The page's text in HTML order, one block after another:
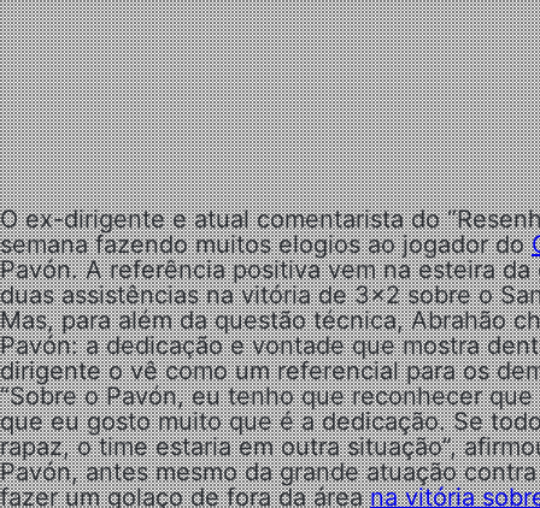
O ex-dirigente e atual comentarista do
semana fazendo muitos elogios ao jogador do
Pavón. A referência positiva vem na esteira
duas assistências na vitória de 3×2 sobre o
Mas, para além da questão técnica, Abrahão
Pavón: a dedicação e vontade que mostra
dirigente o vê como um referencial para os
“Sobre o Pavón, eu tenho que reconhecer
que eu gosto muito que é a dedicação. Se
rapaz, o time estaria em outra situação”,
Pavón, antes mesmo da grande atuação
fazer um golaço de fora da áreana vitória